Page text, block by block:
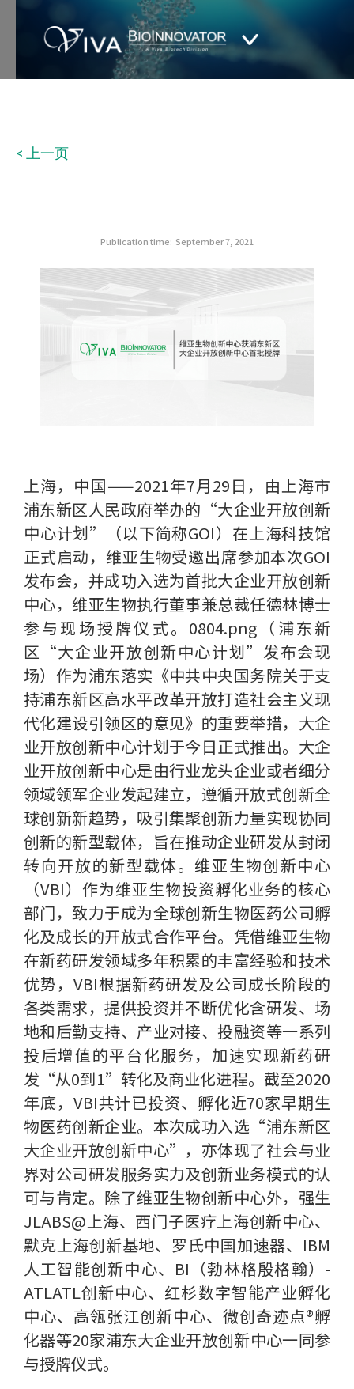
< 上一页
Publication time: September 7, 2021
上海，中国——2021年7月29日，由上海市
浦东新区人民政府举办的“大企业开放创新
中心计划”（以下简称GOI）在上海科技馆
正式启动，维亚生物受邀出席参加本次GOI
发布会，并成功入选为首批大企业开放创新
中心，维亚生物执行董事兼总裁任德林博士
参与现场授牌仪式。0804.png（浦东新
区“大企业开放创新中心计划”发布会现
场）作为浦东落实《中共中央国务院关于支
持浦东新区高水平改革开放打造社会主义现
代化建设引领区的意见》的重要举措，大企
业开放创新中心计划于今日正式推出。大企
业开放创新中心是由行业龙头企业或者细分
领域领军企业发起建立，遵循开放式创新全
球创新新趋势，吸引集聚创新力量实现协同
创新的新型载体，旨在推动企业研发从封闭
转向开放的新型载体。维亚生物创新中心
（VBI）作为维亚生物投资孵化业务的核心
部门，致力于成为全球创新生物医药公司孵
化及成长的开放式合作平台。凭借维亚生物
在新药研发领域多年积累的丰富经验和技术
优势，VBI根据新药研发及公司成长阶段的
各类需求，提供投资并不断优化含研发、场
地和后勤支持、产业对接、投融资等一系列
投后增值的平台化服务，加速实现新药研
发“从0到1”转化及商业化进程。截至2020
年底，VBI共计已投资、孵化近70家早期生
物医药创新企业。本次成功入选“浦东新区
大企业开放创新中心”，亦体现了社会与业
界对公司研发服务实力及创新业务模式的认
可与肯定。除了维亚生物创新中心外，强生
JLABS@上海、西门子医疗上海创新中心、
默克上海创新基地、罗氏中国加速器、IBM
人工智能创新中心、BI（勃林格殷格翰）-
ATLATL创新中心、红杉数字智能产业孵化
中心、高瓴张江创新中心、微创奇迹点®孵
化器等20家浦东大企业开放创新中心一同参
与授牌仪式。